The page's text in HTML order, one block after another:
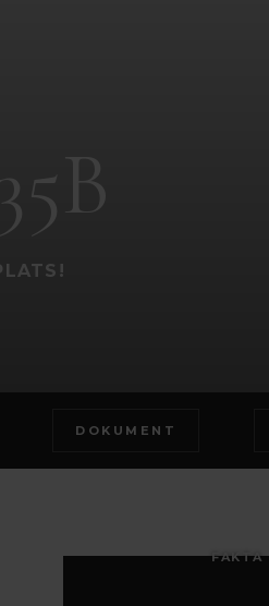
DOKUMENT
FAKTA